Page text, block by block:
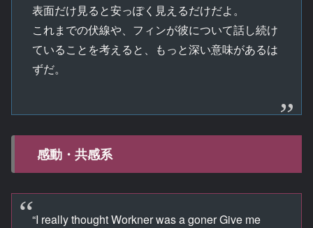
表面だけ見ると安っぽく見えるだけだよ。
これまでの伏線や、フィンが彼について話し続け
ていることを考えると、もっと深い意味があるは
ずだ。
感動・共感系
“I really thought Workner was a goner Give me